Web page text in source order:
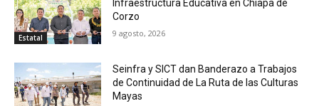
Estatal
Infraestructura Educativa en Chiapa de
Corzo
9 agosto, 2026
Seinfra y SICT dan Banderazo a Trabajos
de Continuidad de La Ruta de las Culturas
Mayas